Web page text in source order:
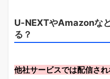
U-NEXTやAmazonな
る？
他社サービスでは配信さ